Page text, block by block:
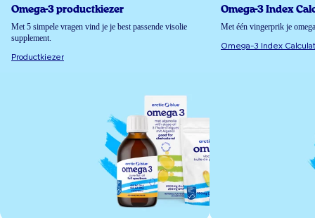
Omega-3 productkiezer
Met 5 simpele vragen vind je je best passende visolie
supplement.
Productkiezer
Omega-3 Index
Met één vingerprik je
Omega-3 Index